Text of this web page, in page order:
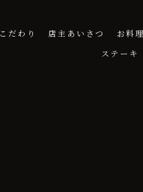
こだわり 店主あいさつ お料理
ステーキ